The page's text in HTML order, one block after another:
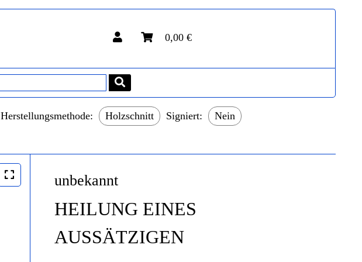
0,00 €
Herstellungsmethode: Holzschnitt Signiert:
Nein
unbekannt
HEILUNG EINES
AUSSÄTZIGEN